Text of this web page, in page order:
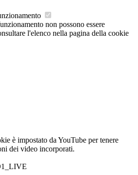
non possono essere
l'elenco nella pagina della cookie
è impostato da YouTube per tenere
dei video incorporati.